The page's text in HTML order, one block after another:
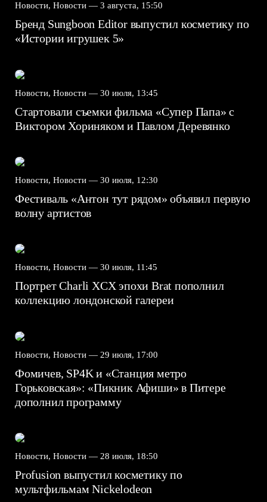
Новости, Новости — 3 августа, 15:50
Бренд Sungboon Editor выпустил косметику по
«Истории игрушек 5»
Новости, Новости — 30 июля, 13:45
Стартовали съемки фильма «Супер Папа» с
Виктором Хориняком и Павлом Деревянко
Новости, Новости — 30 июля, 12:30
Фестиваль «Антон тут рядом» объявил первую
волну артистов
Новости, Новости — 30 июля, 11:45
Портрет Charli XCX эпохи Brat пополнил
коллекцию лондонской галереи
Новости, Новости — 29 июля, 17:00
Фомичев, SP4K и «Станция метро
Горьковская»: «Пикник Афиши» в Питере
дополнил программу
Новости, Новости — 28 июля, 18:50
Profusion выпустил косметику по
мультфильмам Nickelodeon